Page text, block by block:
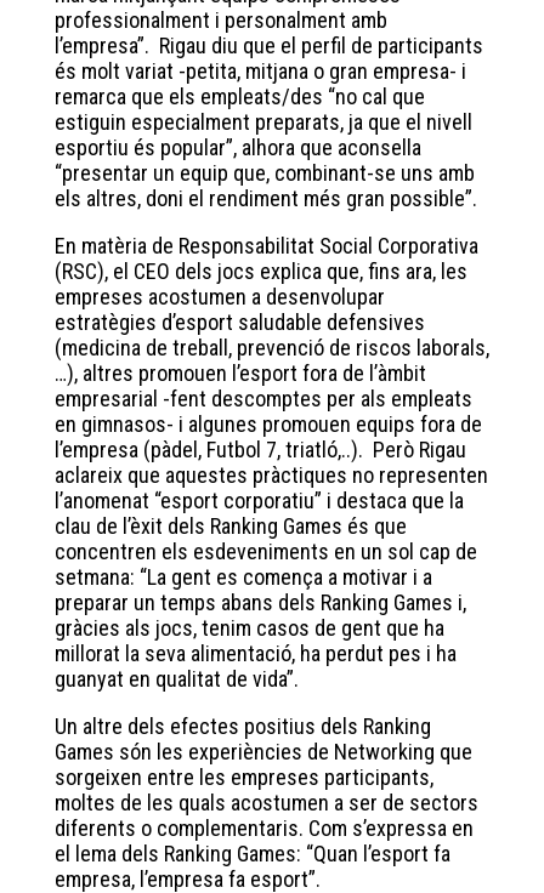
professionalment i personalment amb
l’empresa”. Rigau diu que el perfil de participants
és molt variat -petita, mitjana o gran empresa- i
remarca que els empleats/des “no cal que
estiguin especialment preparats, ja que el nivell
esportiu és popular”, alhora que aconsella
“presentar un equip que, combinant-se uns amb
els altres, doni el rendiment més gran possible”.
En matèria de Responsabilitat Social Corporativa
(RSC), el CEO dels jocs explica que, fins ara, les
empreses acostumen a desenvolupar
estratègies d’esport saludable defensives
(medicina de treball, prevenció de riscos laborals,
…), altres promouen l’esport fora de l’àmbit
empresarial -fent descomptes per als empleats
en gimnasos- i algunes promouen equips fora de
l’empresa (pàdel, Futbol 7, triatló,..). Però Rigau
aclareix que aquestes pràctiques no representen
l’anomenat “esport corporatiu” i destaca que la
clau de l’èxit dels Ranking Games és que
concentren els esdeveniments en un sol cap de
setmana: “La gent es comença a motivar i a
preparar un temps abans dels Ranking Games i,
gràcies als jocs, tenim casos de gent que ha
millorat la seva alimentació, ha perdut pes i ha
guanyat en qualitat de vida”.
Un altre dels efectes positius dels Ranking
Games són les experiències de Networking que
sorgeixen entre les empreses participants,
moltes de les quals acostumen a ser de sectors
diferents o complementaris. Com s’expressa en
el lema dels Ranking Games: “Quan l’esport fa
empresa, l’empresa fa esport”.